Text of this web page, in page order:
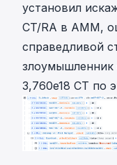
установил
CT/RA в AMM,
справедливой
злоумышленник
3,760e18 CT по